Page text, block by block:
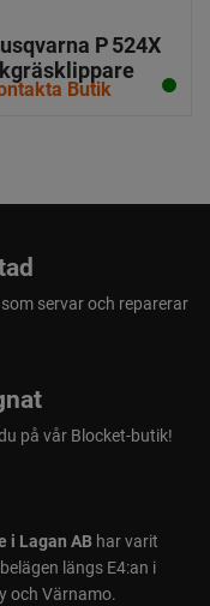
P 524X
Butik
servar och reparerar
på vår Blocket-butik!
i Lagan ABhar varit
längs E4:an i
och Värnamo.